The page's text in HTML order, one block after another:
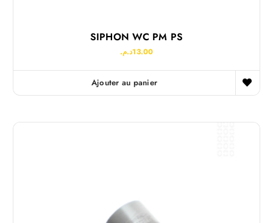
SIPHON WC PM PS
13.00د.م.
Ajouter au panier